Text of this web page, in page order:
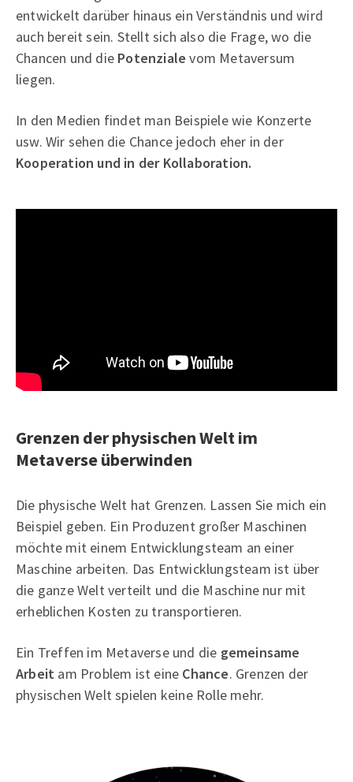
entwickelt darüber hinaus ein Verständnis und wird
auch bereit sein. Stellt sich also die Frage, wo die
Chancen und die Potenziale vom Metaversum
liegen.
In den Medien findet man Beispiele wie Konzerte
usw. Wir sehen die Chance jedoch eher in der
Kooperation und in der Kollaboration.
Grenzen der physischen Welt im
Metaverse überwinden
Die physische Welt hat Grenzen. Lassen Sie mich ein
Beispiel geben. Ein Produzent großer Maschinen
möchte mit einem Entwicklungsteam an einer
Maschine arbeiten. Das Entwicklungsteam ist über
die ganze Welt verteilt und die Maschine nur mit
erheblichen Kosten zu transportieren.
Ein Treffen im Metaverse und die gemeinsame
Arbeit am Problem ist eine Chance. Grenzen der
physischen Welt spielen keine Rolle mehr.